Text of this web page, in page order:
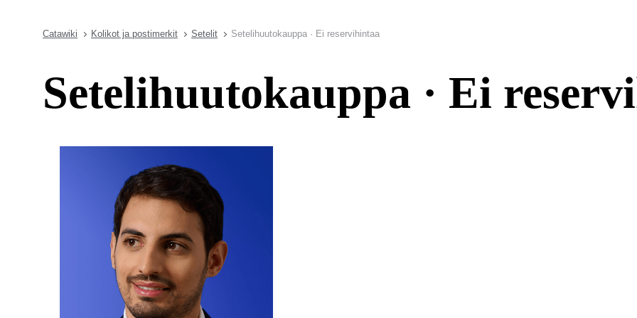
Catawiki Kolikot ja postimerkit Setelit Setelihuutokauppa · Ei reservihintaa
Setelihuutokauppa · Ei